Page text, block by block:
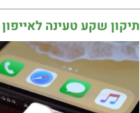
תיקון שקע טעינה לאייפון